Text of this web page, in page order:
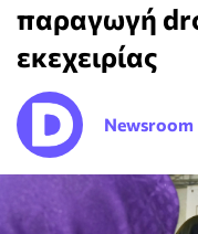
παραγωγή
εκεχειρίας
Newsroom